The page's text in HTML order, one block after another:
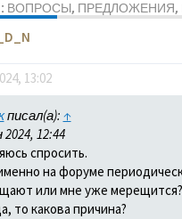
ВОПРОСЫ,
13:02
писал(а): ↑
12:44
спросить.
на форуме
или мне уже мерещится?
то какова причина?